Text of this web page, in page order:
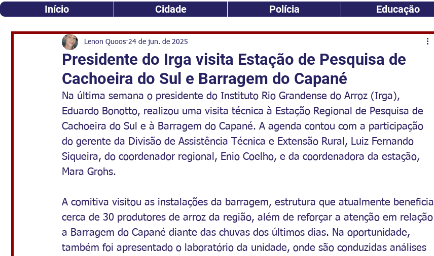
Início Cidade Polícia Educação
Presidente do Irga visita Estação de Pesquisa de
Cachoeira do Sul e Barragem do Capané
Lenon Quoos 24 de jun. de 2025
Na última semana o presidente do Instituto Rio Grandense do Arroz (Irga),
Eduardo Bonotto, realizou uma visita técnica à Estação Regional de Pesquisa de
Cachoeira do Sul e à Barragem do Capané. A agenda contou com a participação
do gerente da Divisão de Assistência Técnica e Extensão Rural, Luiz Fernando
Siqueira, do coordenador regional, Enio Coelho, e da coordenadora da estação,
Mara Grohs.
A comitiva visitou as instalações da barragem, estrutura que atualmente beneficia
cerca de 30 produtores de arroz da região, além de reforçar a atenção em relação
a Barragem do Capané diante das chuvas dos últimos dias. Na oportunidade,
também foi apresentado o laboratório da unidade, onde são conduzidas análises